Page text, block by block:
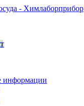
- Химлаборприбор
информации